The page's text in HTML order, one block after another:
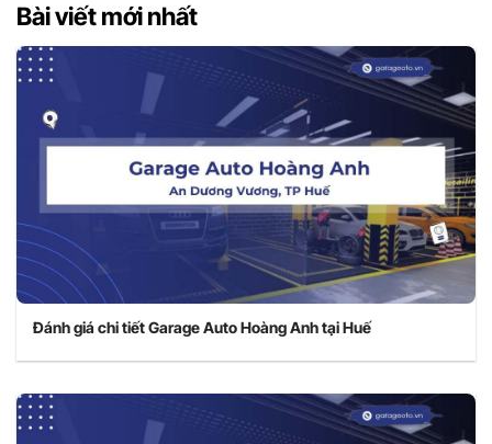
Bài viết mới nhất
Đánh giá chi tiết Garage Auto Hoàng Anh tại Huế